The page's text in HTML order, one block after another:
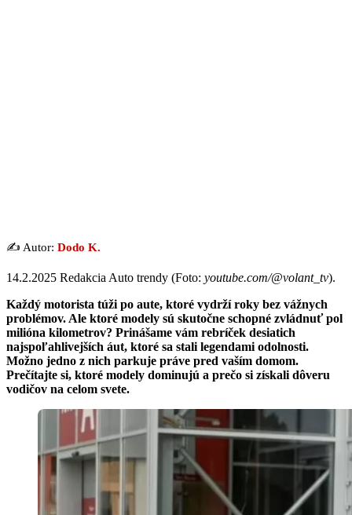
✍️ Autor: Dodo K.
14.2.2025 Redakcia Auto trendy (Foto: youtube.com/@volant_tv).
Každý motorista túži po aute, ktoré vydrží roky bez vážnych
problémov. Ale ktoré modely sú skutočne schopné zvládnuť pol
milióna kilometrov? Prinášame vám rebríček desiatich
najspoľahlivejších áut, ktoré sa stali legendami odolnosti.
Možno jedno z nich parkuje práve pred vaším domom.
Prečítajte si, ktoré modely dominujú a prečo si získali dôveru
vodičov na celom svete.